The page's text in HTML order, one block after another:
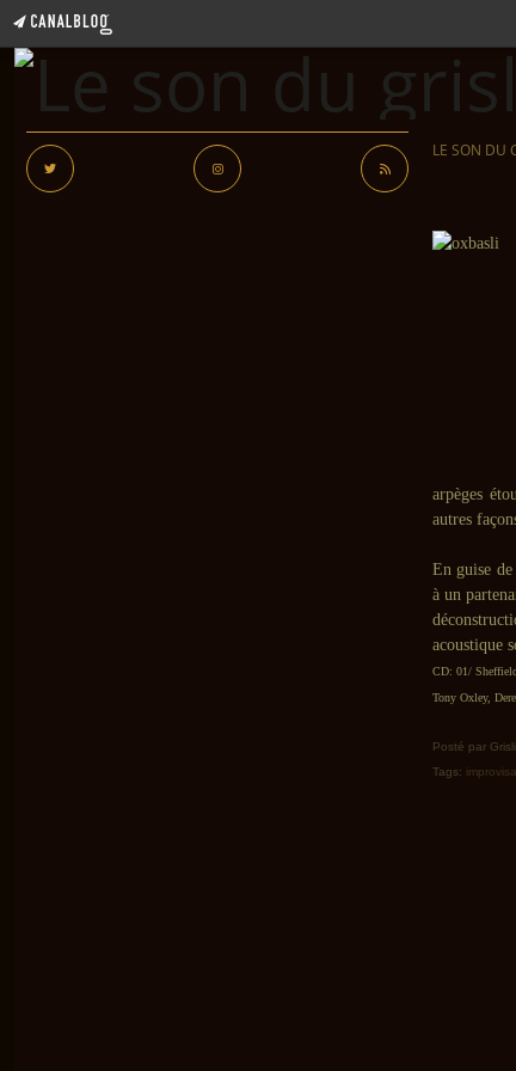
LE SON DU
arpèges
autres
En guise
à un
acoustique
CD: 01/
Tony Oxley,
Posté par
Tags: